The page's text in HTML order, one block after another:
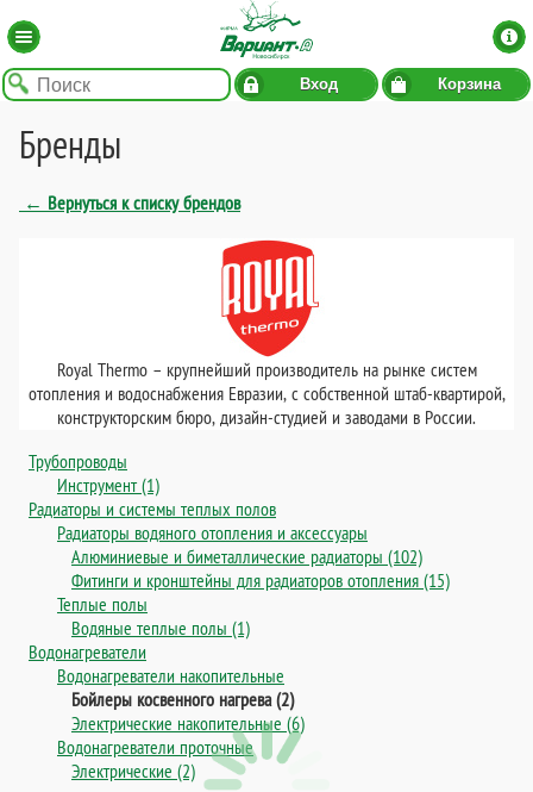
Вход Корзина
Бренды
← Вернуться к списку брендов
Royal Thermo – крупнейший производитель на рынке систем
отопления и водоснабжения Евразии, с собственной штаб-квартирой,
конструкторским бюро, дизайн-студией и заводами в России.
Трубопроводы
Инструмент (1)
Радиаторы и системы теплых полов
Радиаторы водяного отопления и аксессуары
Алюминиевые и биметаллические радиаторы (102)
Фитинги и кронштейны для радиаторов отопления (15)
Теплые полы
Водяные теплые полы (1)
Водонагреватели
Водонагреватели накопительные
Бойлеры косвенного нагрева (2)
Электрические накопительные (6)
Водонагреватели проточные
Электрические (2)